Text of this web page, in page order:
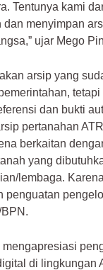
Tentunya kami
dan menyimpan
ujar Mego
arsip yang
dan bukti
pertanahan
berkaitan
yang
lembaga.
penguatan
di lingkungan